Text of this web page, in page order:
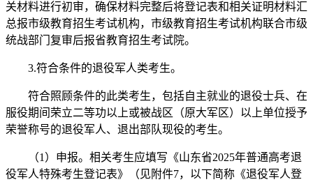
关材料进行初审，确保材料完整后将登记表和相关证明材料汇
总报市级教育招生考试机构，市级教育招生考试机构联合市级
统战部门复审后报省教育招生考试院。
3.符合条件的退役军人类考生。
符合照顾条件的此类考生，包括自主就业的退役士兵、在
服役期间荣立二等功以上或被战区（原大军区）以上单位授予
荣誉称号的退役军人、退出部队现役的考生。
（1）申报。相关考生应填写《山东省2025年普通高考退
役军人特殊考生登记表》（见附件7，以下简称《退役军人登